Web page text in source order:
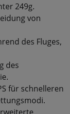
249g.
von
des Fluges,
des
für schnelleren